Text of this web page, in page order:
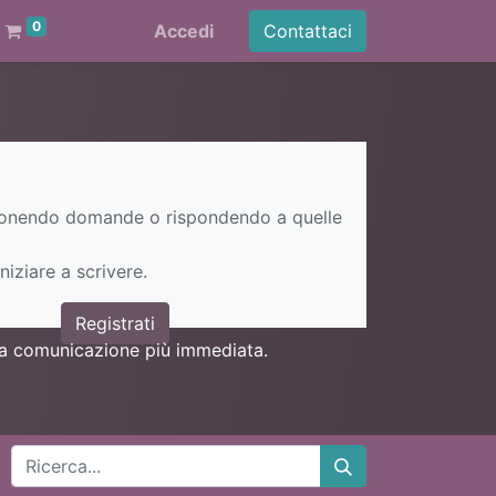
0 Accedi Contattaci
domande o rispondendo a quelle
a scrivere.
Registrati
comunicazione più immediata.